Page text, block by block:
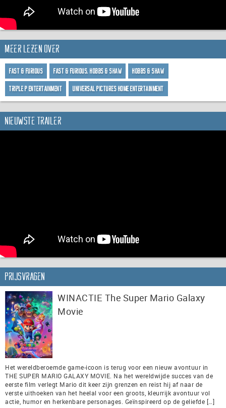
Meer lezen over
Fast & Furious Fast & Furious: Hobbs & Shaw Hobbs & Shaw
Triple P Entertainment Universal Pictures Home Entertainment
Nieuwste trailer
Prijsvragen
WINACTIE The Super Mario Galaxy
Movie
Het wereldberoemde game-icoon is terug voor een nieuw avontuur in
THE SUPER MARIO GALAXY MOVIE. Na het wereldwijde succes van de
eerste film verlegt Mario dit keer zijn grenzen en reist hij af naar de
verste uithoeken van het heelal voor een groots, kleurrijk avontuur vol
actie, humor en herkenbare personages. Geïnspireerd op de geliefde […]